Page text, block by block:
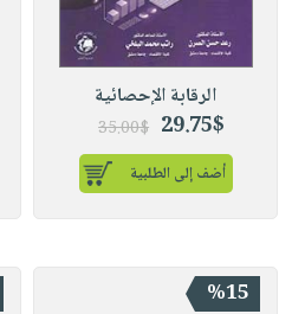
الرقابة الإحصائية
29.75$
35.00$
أضف إلى الطلبية
%15